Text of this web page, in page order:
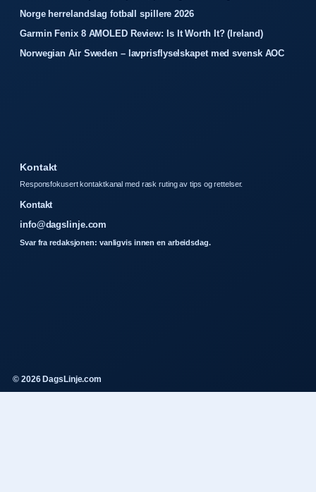
Norge herrelandslag fotball spillere 2026
Garmin Fenix 8 AMOLED Review: Is It Worth It? (Ireland)
Norwegian Air Sweden – lavprisflyselskapet med svensk AOC
Kontakt
Responsfokusert kontaktkanal med rask ruting av tips og rettelser.
Kontakt
info@dagslinje.com
Svar fra redaksjonen: vanligvis innen en arbeidsdag.
© 2026 DagsLinje.com